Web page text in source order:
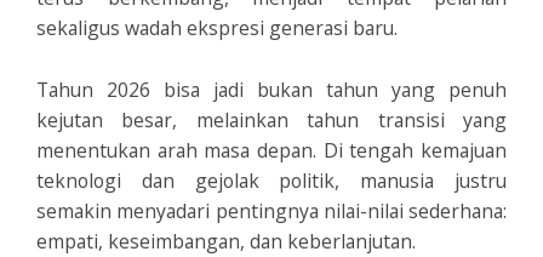
sekaligus wadah ekspresi generasi baru.
Tahun 2026 bisa jadi bukan tahun yang penuh
kejutan besar, melainkan tahun transisi yang
menentukan arah masa depan. Di tengah kemajuan
teknologi dan gejolak politik, manusia justru
semakin menyadari pentingnya nilai-nilai sederhana:
empati, keseimbangan, dan keberlanjutan.